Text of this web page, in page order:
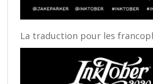
La traduction pour les